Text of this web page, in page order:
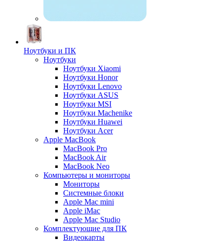
Ноутбуки и ПК
Ноутбуки
Ноутбуки Xiaomi
Ноутбуки Honor
Ноутбуки Lenovo
Ноутбуки ASUS
Ноутбуки MSI
Ноутбуки Machenike
Ноутбуки Huawei
Ноутбуки Acer
Apple MacBook
MacBook Pro
MacBook Air
MacBook Neo
Компьютеры и мониторы
Мониторы
Системные блоки
Apple Mac mini
Apple iMac
Apple Mac Studio
Комплектующие для ПК
Видеокарты